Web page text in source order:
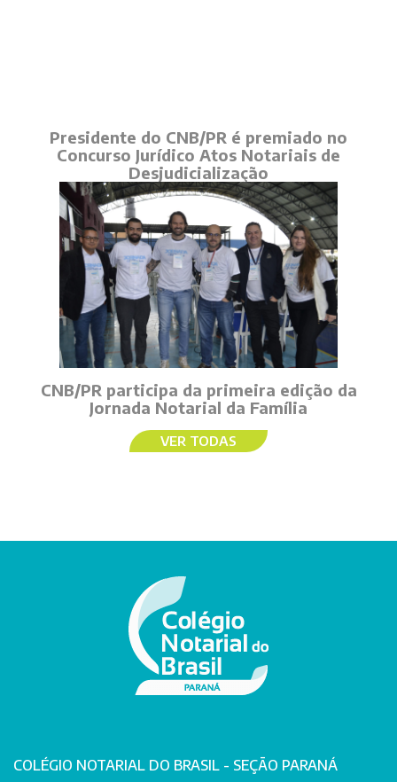
Presidente do CNB/PR é premiado no
Concurso Jurídico Atos Notariais de
Desjudicialização
CNB/PR participa da primeira edição da
Jornada Notarial da Família
VER TODAS
COLÉGIO NOTARIAL DO BRASIL - SEÇÃO PARANÁ